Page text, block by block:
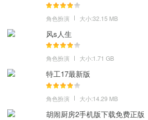
角色扮演 大小:32.15 MB
风s人生
角色扮演 大小:1.71 GB
特工17最新版
角色扮演 大小:14.29 MB
胡闹厨房2手机版下载免费正版